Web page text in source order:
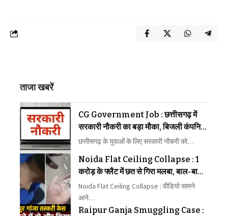
ताजा खबरें
CG Government Job : छत्तीसगढ़ में
सरकारी नौकरी का बड़ा मौका, बिजली कंपनियों
में पहली बार 1235 पदों पर भर्ती
छत्तीसगढ़ के युवाओं के लिए सरकारी नौकरी को…
Noida Flat Ceiling Collapse : 1
करोड़ के फ्लैट में छत से गिरा मलबा, बाल-बाल
बचा बच्चा; VIDEO वायरल
Noida Flat Ceiling Collapse : वीडियो सामने
आने…
Raipur Ganja Smuggling Case :